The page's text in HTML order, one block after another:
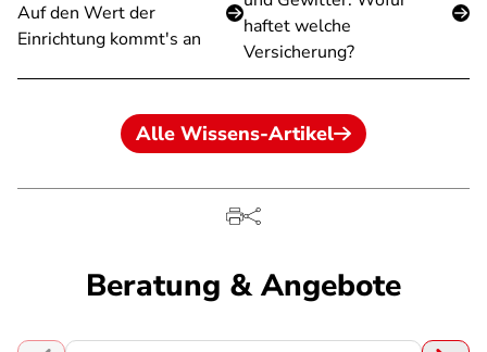
Auf den Wert der
Einrichtung kommt's an
haftet welche
Versicherung?
Alle Wissens-Artikel
Beratung & Angebote